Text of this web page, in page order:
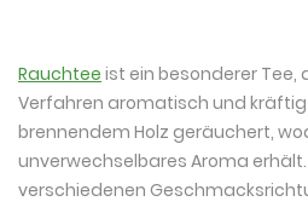
Rauchtee ist ein besonderer Tee,
Verfahren aromatisch und kräftig
brennendem Holz geräuchert,
unverwechselbares Aroma
verschiedenen